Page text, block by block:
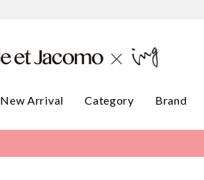
New Arrival Category Brand